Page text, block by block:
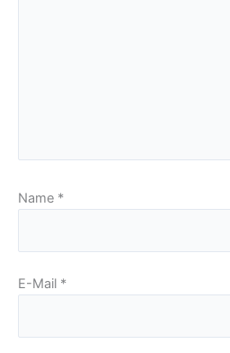
Name *
E-Mail *